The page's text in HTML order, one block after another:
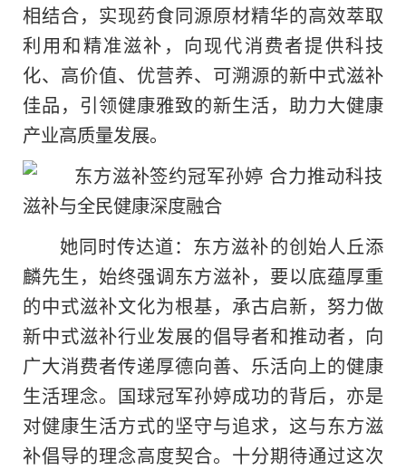
相结合，实现药食同源原材精华的高效萃取
利用和精准滋补，向现代消费者提供科技
化、高价值、优营养、可溯源的新中式滋补
佳品，引领健康雅致的新生活，助力大健康
产业高质量发展。
她同时传达道：东方滋补的创始人丘添
麟先生，始终强调东方滋补，要以底蕴厚重
的中式滋补文化为根基，承古启新，努力做
新中式滋补行业发展的倡导者和推动者，向
广大消费者传递厚德向善、乐活向上的健康
生活理念。国球冠军孙婷成功的背后，亦是
对健康生活方式的坚守与追求，这与东方滋
补倡导的理念高度契合。十分期待通过这次